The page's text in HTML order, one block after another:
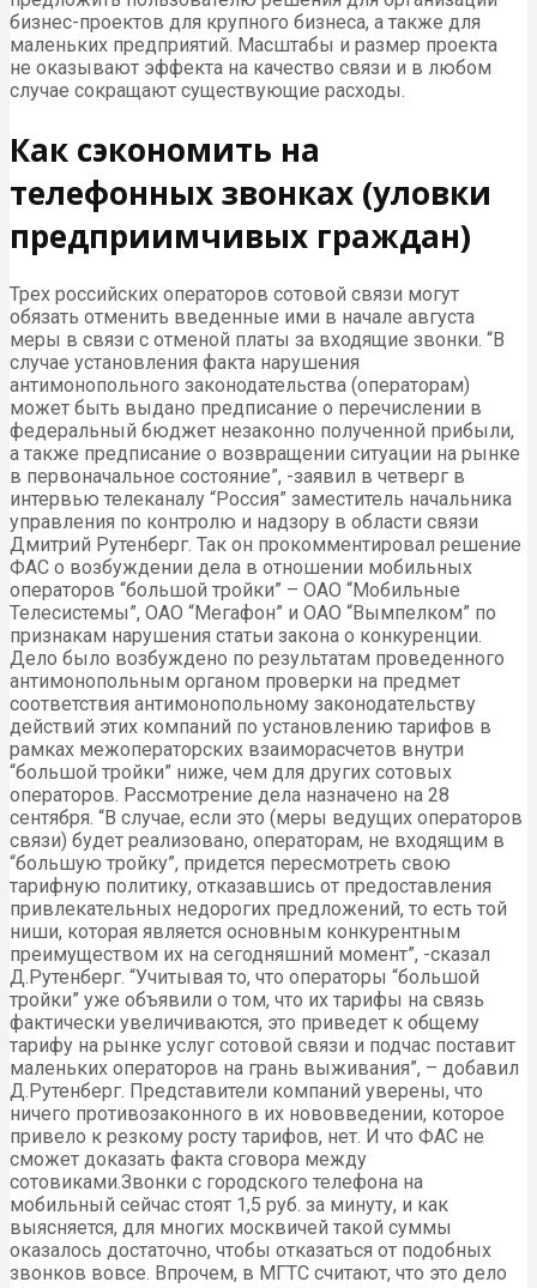
бизнес-проектов для крупного бизнеса, а также для
маленьких предприятий. Масштабы и размер проекта
не оказывают эффекта на качество связи и в любом
случае сокращают существующие расходы.
Как сэкономить на
телефонных звонках (уловки
предприимчивых граждан)
Трех российских операторов сотовой связи могут
обязать отменить введенные ими в начале августа
меры в связи с отменой платы за входящие звонки. “В
случае установления факта нарушения
антимонопольного законодательства (операторам)
может быть выдано предписание о перечислении в
федеральный бюджет незаконно полученной прибыли,
а также предписание о возвращении ситуации на рынке
в первоначальное состояние”, -заявил в четверг в
интервью телеканалу “Россия” заместитель начальника
управления по контролю и надзору в области связи
Дмитрий Рутенберг. Так он прокомментировал решение
ФАС о возбуждении дела в отношении мобильных
операторов “большой тройки” – ОАО “Мобильные
Телесистемы”, ОАО “Мегафон” и ОАО “Вымпелком” по
признакам нарушения статьи закона о конкуренции.
Дело было возбуждено по результатам проведенного
антимонопольным органом проверки на предмет
соответствия антимонопольному законодательству
действий этих компаний по установлению тарифов в
рамках межоператорских взаиморасчетов внутри
“большой тройки” ниже, чем для других сотовых
операторов. Рассмотрение дела назначено на 28
сентября. “В случае, если это (меры ведущих операторов
связи) будет реализовано, операторам, не входящим в
“большую тройку”, придется пересмотреть свою
тарифную политику, отказавшись от предоставления
привлекательных недорогих предложений, то есть той
ниши, которая является основным конкурентным
преимуществом их на сегодняшний момент”, -сказал
Д.Рутенберг. “Учитывая то, что операторы “большой
тройки” уже объявили о том, что их тарифы на связь
фактически увеличиваются, это приведет к общему
тарифу на рынке услуг сотовой связи и подчас поставит
маленьких операторов на грань выживания”, – добавил
Д.Рутенберг. Представители компаний уверены, что
ничего противозаконного в их нововведении, которое
привело к резкому росту тарифов, нет. И что ФАС не
сможет доказать факта сговора между
сотовиками.Звонки с городского телефона на
мобильный сейчас стоят 1,5 руб. за минуту, и как
выясняется, для многих москвичей такой суммы
оказалось достаточно, чтобы отказаться от подобных
звонков вовсе. Впрочем, в МГТС считают, что это дело